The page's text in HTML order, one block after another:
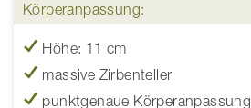
Körperanpassung:
Höhe: 11 cm
massive Zirbenteller
punktgenaue Körperanpassung